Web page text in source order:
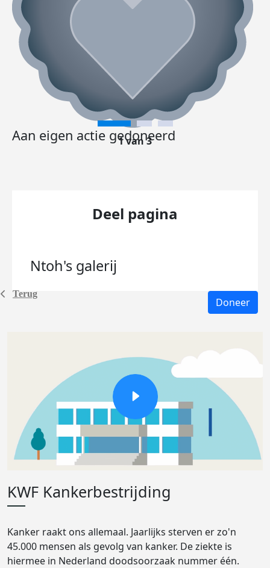
Terug
Aan eigen actie gedoneerd
1 van 3
Deel pagina
Ntoh's galerij
Doneer
KWF Kankerbestrijding
Kanker raakt ons allemaal. Jaarlijks sterven er zo'n
45.000 mensen als gevolg van kanker. De ziekte is
hiermee in Nederland doodsoorzaak nummer één.